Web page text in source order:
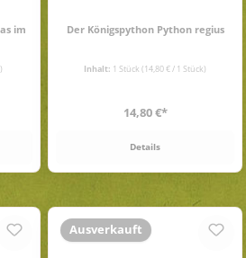
im
Der Königspython Python regius
Inhalt: 1 Stück (14,80 € / 1 Stück)
Regulärer Preis:
14,80 €*
Details
Ausverkauft